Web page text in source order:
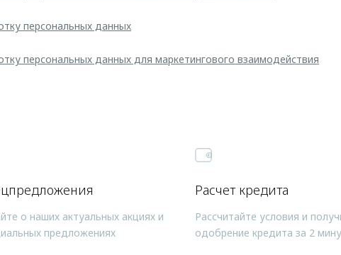
персональных данных
персональных данных для маркетингового взаимодействия
о наших актуальных акциях и
предложениях
Расчет кредита
Рассчитайте условия и
одобрение кредита за 2